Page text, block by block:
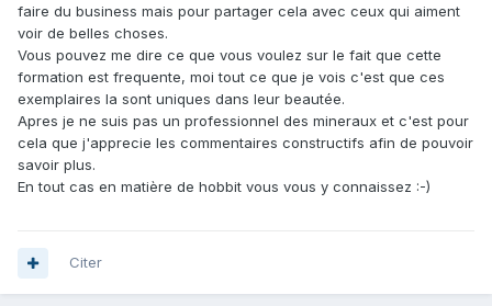
faire du business mais pour partager cela avec ceux qui aiment
voir de belles choses.
Vous pouvez me dire ce que vous voulez sur le fait que cette
formation est frequente, moi tout ce que je vois c'est que ces
exemplaires la sont uniques dans leur beautée.
Apres je ne suis pas un professionnel des mineraux et c'est pour
cela que j'apprecie les commentaires constructifs afin de pouvoir
savoir plus.
En tout cas en matière de hobbit vous vous y connaissez :-)
Citer